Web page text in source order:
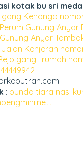
kotak bu sri
gang Kenongo
Perum Gunung Anyar
Anyar
Jalan Kenjeran
gang I rumah
: bunda tiara nasi